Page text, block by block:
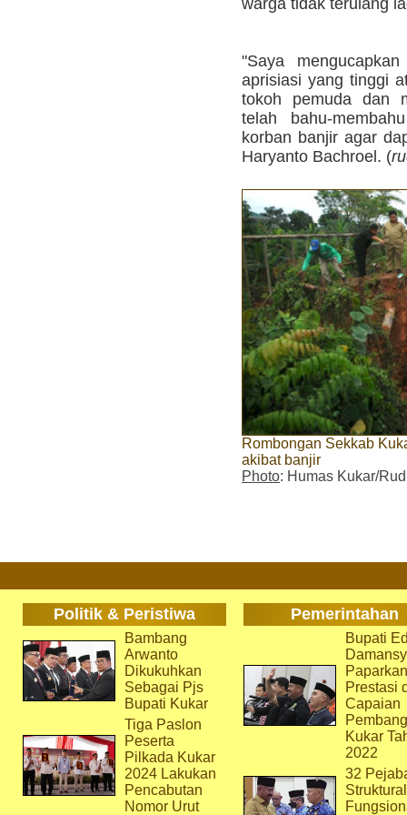
warga tidak terulang
"Saya
aprisiasi yang tinggi
tokoh pemuda dan
telah bahu-
korban banjir agar
Haryanto Bachroel. (
Rombongan Sekkab
akibat banjir
Photo: Humas Kukar/
Politik & Peristiwa Pemerintahan
Bambang
Arwanto
Dikukuhkan
Sebagai Pjs
Bupati Kukar
Tiga Paslon
Peserta
Pilkada Kukar
2024 Lakukan
Pencabutan
Nomor Urut
Bupati
Paparkan
Prestasi
Capaian
Kukar
2022
32